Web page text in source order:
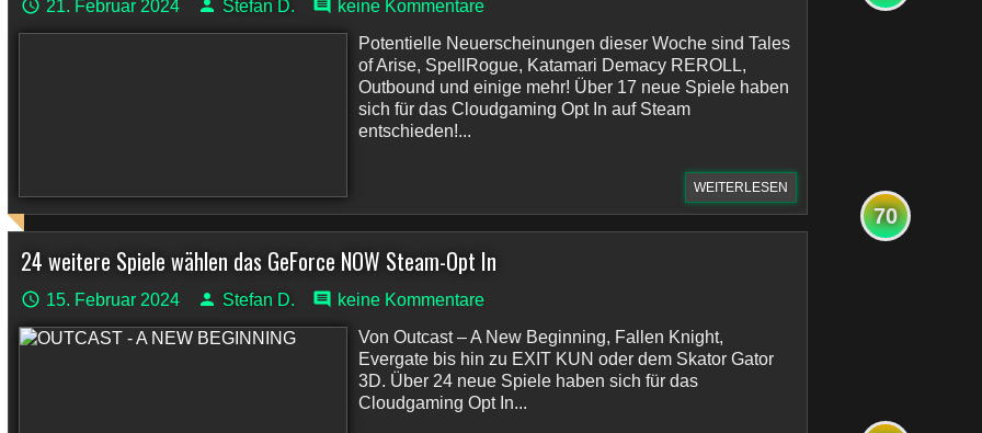
21. Februar 2024 Stefan D.
keine Kommentare
Potentielle Neuerscheinungen dieser Woche sind Tales
of Arise, SpellRogue, Katamari Demacy REROLL,
Outbound und einige mehr! Über 17 neue Spiele haben
sich für das Cloudgaming Opt In auf Steam
entschieden!...
WEITERLESEN
24 weitere Spiele wählen das GeForce NOW Steam-Opt In
15. Februar 2024 Stefan D.
keine Kommentare
Von Outcast – A New Beginning, Fallen Knight,
Evergate bis hin zu EXIT KUN oder dem Skator Gator
3D. Über 24 neue Spiele haben sich für das
Cloudgaming Opt In...
70